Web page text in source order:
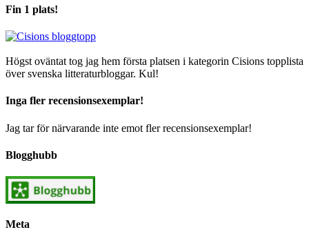
Fin 1 plats!
Högst oväntat tog jag hem första platsen i kategorin Cisions topplista
över svenska litteraturbloggar. Kul!
Inga fler recensionsexemplar!
Jag tar för närvarande inte emot fler recensionsexemplar!
Blogghubb
Meta